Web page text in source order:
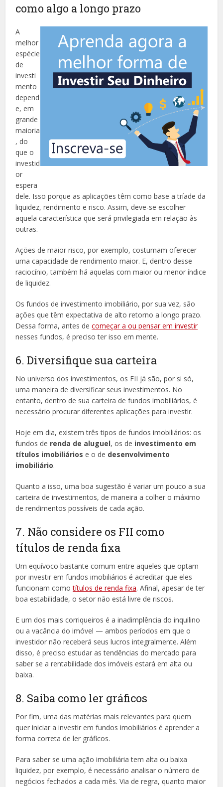
como algo a longo prazo
A
melhor
espécie
de
investi
mento
depend
e, em
grande
maioria
, do
que o
investid
or
espera
dele. Isso porque as aplicações têm como base a tríade da
liquidez, rendimento e risco. Assim, deve-se escolher
aquela característica que será privilegiada em relação às
outras.
Ações de maior risco, por exemplo, costumam oferecer
uma capacidade de rendimento maior. E, dentro desse
raciocínio, também há aquelas com maior ou menor índice
de liquidez.
Os fundos de investimento imobiliário, por sua vez, são
ações que têm expectativa de alto retorno a longo prazo.
Dessa forma, antes decomeçar a ou pensar em investir
nesses fundos, é preciso ter isso em mente.
6. Diversifique sua carteira
No universo dos investimentos, os FII já são, por si só,
uma maneira de diversificar seus investimentos. No
entanto, dentro de sua carteira de fundos imobiliários, é
necessário procurar diferentes aplicações para investir.
Hoje em dia, existem três tipos de fundos imobiliários: os
fundos de renda de aluguel, os de investimento em
títulos imobiliários e o de desenvolvimento
imobiliário.
Quanto a isso, uma boa sugestão é variar um pouco a sua
carteira de investimentos, de maneira a colher o máximo
de rendimentos possíveis de cada ação.
7. Não considere os FII como
títulos de renda fixa
Um equívoco bastante comum entre aqueles que optam
por investir em fundos imobiliários é acreditar que eles
funcionam comotítulos de renda fixa. Afinal, apesar de ter
boa estabilidade, o setor não está livre de riscos.
E um dos mais corriqueiros é a inadimplência do inquilino
ou a vacância do imóvel — ambos períodos em que o
investidor não receberá seus lucros integralmente. Além
disso, é preciso estudar as tendências do mercado para
saber se a rentabilidade dos imóveis estará em alta ou
baixa.
8. Saiba como ler gráficos
Por fim, uma das matérias mais relevantes para quem
quer iniciar a investir em fundos imobiliários é aprender a
forma correta de ler gráficos.
Para saber se uma ação imobiliária tem alta ou baixa
liquidez, por exemplo, é necessário analisar o número de
negócios fechados a cada mês. Via de regra, quanto maior